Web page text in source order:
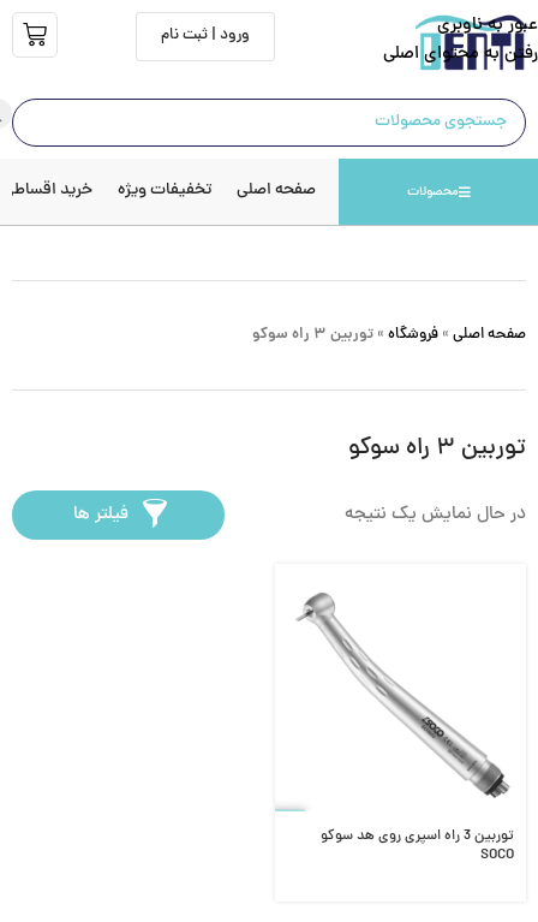
عبور به ناوبری
رفتن به محتوای اصلی
ورود | ثبت نام
محصولات صفحه اصلی تخفیفات ویژه خرید اقساطی
صفحه اصلی » فروشگاه » توربین ۳ راه سوکو
توربین ۳ راه سوکو
در حال نمایش یک نتیجه فیلتر ها
توربین 3 راه اسپری روی هد سوکو
SOCO